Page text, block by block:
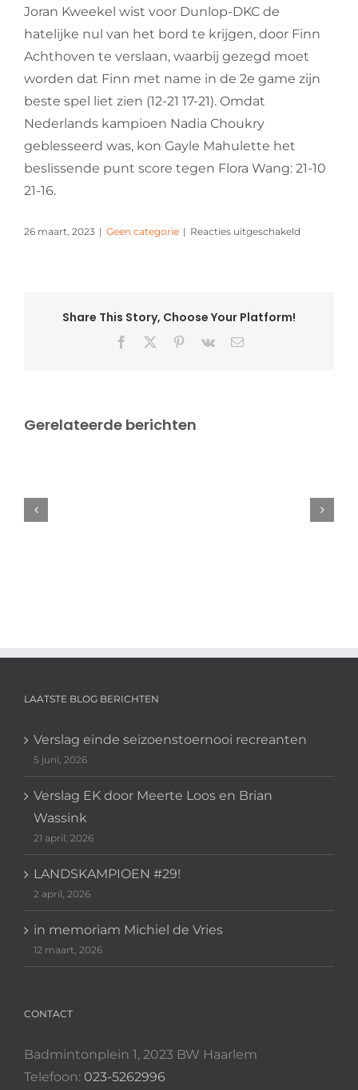
Joran Kweekel wist voor Dunlop-DKC de
hatelijke nul van het bord te krijgen, door Finn
Achthoven te verslaan, waarbij gezegd moet
worden dat Finn met name in de 2e game zijn
beste spel liet zien (12-21 17-21). Omdat
Nederlands kampioen Nadia Choukry
geblesseerd was, kon Gayle Mahulette het
beslissende punt score tegen Flora Wang: 21-10
21-16.
26 maart, 2023 | Geen categorie | Reacties uitgeschakeld
Share This Story, Choose Your Platform!
Facebook Pinterest
Vk
E-
Gerelateerde berichten
LAATSTE BLOG BERICHTEN
Verslag einde seizoenstoernooi recreanten
5 juni, 2026
Verslag EK door Meerte Loos en Brian
Wassink
21 april, 2026
LANDSKAMPIOEN #29!
2 april, 2026
in memoriam Michiel de Vries
12 maart, 2026
CONTACT
Badmintonplein 1, 2023 BW Haarlem
Telefoon: 023-5262996